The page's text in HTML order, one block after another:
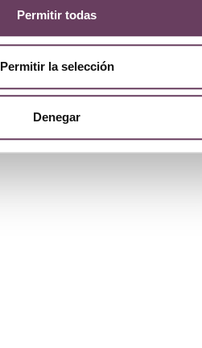
Permitir todas
Permitir la selección
Denegar